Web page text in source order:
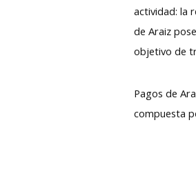
actividad: la
de Araiz
objetivo de
Pagos de
compuesta